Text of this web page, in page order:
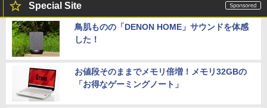
Special Site
鳥肌ものの「DENON HOME」サウンドを体感
した！
お値段そのままでメモリ倍増！メモリ32GBの
「お得なゲーミングノート」